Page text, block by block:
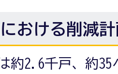
おける削減
約2.6千戸、約